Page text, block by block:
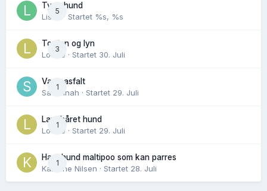
5
Tynn hund
Lisen
· Startet %s, %s
3
Torden og lyn
Lovise · Startet 30. Juli
1
Varm asfalt
Savannah · Startet 29. Juli
1
Langhåret hund
Lovise · Startet 29. Juli
1
Hannhund maltipoo som kan parres
Karoline Nilsen · Startet 28. Juli